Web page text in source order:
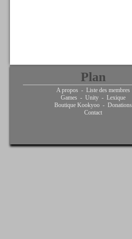
Plan
A propos - Liste des membres
Games - Unity - Lexique
Boutique Kookyoo - Donations
Contact